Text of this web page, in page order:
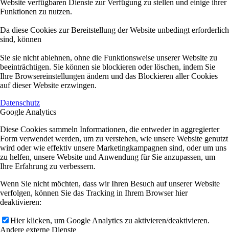
Website verfügbaren Dienste zur Verfügung zu stellen und einige ihrer
Funktionen zu nutzen.
Da diese Cookies zur Bereitstellung der Website unbedingt erforderlich
sind, können
Sie sie nicht ablehnen, ohne die Funktionsweise unserer Website zu
beeinträchtigen. Sie können sie blockieren oder löschen, indem Sie
Ihre Browsereinstellungen ändern und das Blockieren aller Cookies
auf dieser Website erzwingen.
Datenschutz
Google Analytics
Diese Cookies sammeln Informationen, die entweder in aggregierter
Form verwendet werden, um zu verstehen, wie unsere Website genutzt
wird oder wie effektiv unsere Marketingkampagnen sind, oder um uns
zu helfen, unsere Website und Anwendung für Sie anzupassen, um
Ihre Erfahrung zu verbessern.
Wenn Sie nicht möchten, dass wir Ihren Besuch auf unserer Website
verfolgen, können Sie das Tracking in Ihrem Browser hier
deaktivieren:
Hier klicken, um Google Analytics zu aktivieren/deaktivieren.
Andere externe Dienste